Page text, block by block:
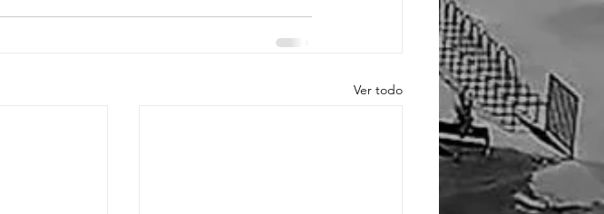
Ver todo